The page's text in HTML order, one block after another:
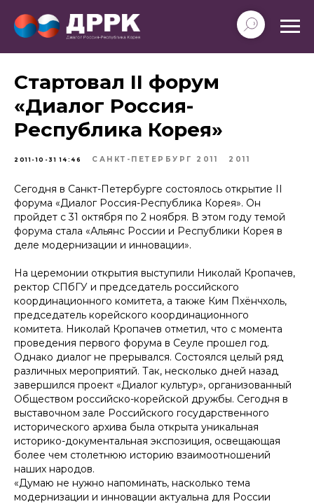
Стартовал II форум
«Диалог Россия-
Республика Корея»
2011-10-31 14:46 САНКТ-ПЕТЕРБУРГ 2011 2011
Сегодня в Санкт-Петербурге состоялось открытие II
форума «Диалог Россия-Республика Корея». Он
пройдет с 31 октября по 2 ноября. В этом году темой
форума стала «Альянс России и Республики Корея в
деле модернизации и инновации».
На церемонии открытия выступили Николай Кропачев,
ректор СПбГУ и председатель российского
координационного комитета, а также Ким Пхёнчхоль,
председатель корейского координационного
комитета. Николай Кропачев отметил, что с момента
проведения первого форума в Сеуле прошел год.
Однако диалог не прерывался. Состоялся целый ряд
различных мероприятий. Так, несколько дней назад
завершился проект «Диалог культур», организованный
Обществом российско-корейской дружбы. Сегодня в
выставочном зале Российского государственного
исторического архива была открыта уникальная
историко-документальная экспозиция, освещающая
более чем столетнюю историю взаимоотношений
наших народов.
«Думаю не нужно напоминать, насколько тема
модернизации и инновации актуальна для России